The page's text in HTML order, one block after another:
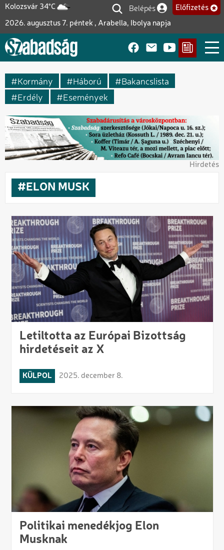
Ugrás
tartalomra
Kolozsvár 34°C
2026. augusztus 7. péntek , Arabella, Ibolya napja
Felhasználói fiók
Belépés Előfizetés
Kormány Háború
Bakancslista
Erdély
Események
Hirdetés
ELON MUSK
Letiltotta az Európai Bizottság
hirdetéseit az X
KÜLPOL 2025. december 8.
Politikai menedékjog Elon
Musknak